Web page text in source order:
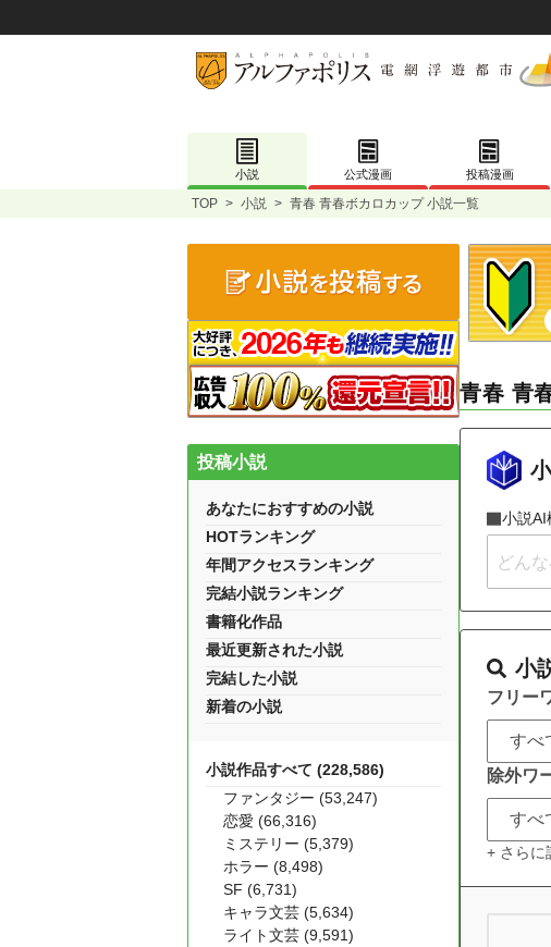
小説 公式漫画 投稿漫画
TOP > 小説 > 青春 青春ボカロカップ 小説一覧
青春 青
小説AI
小
フリー
除外ワ
+ さらに
投稿小説
あなたにおすすめの小説
HOTランキング
年間アクセスランキング
完結小説ランキング
書籍化作品
最近更新された小説
完結した小説
新着の小説
小説作品すべて (228,586)
ファンタジー (53,247)
恋愛 (66,316)
ミステリー (5,379)
ホラー (8,498)
SF (6,731)
キャラ文芸 (5,634)
ライト文芸 (9,591)